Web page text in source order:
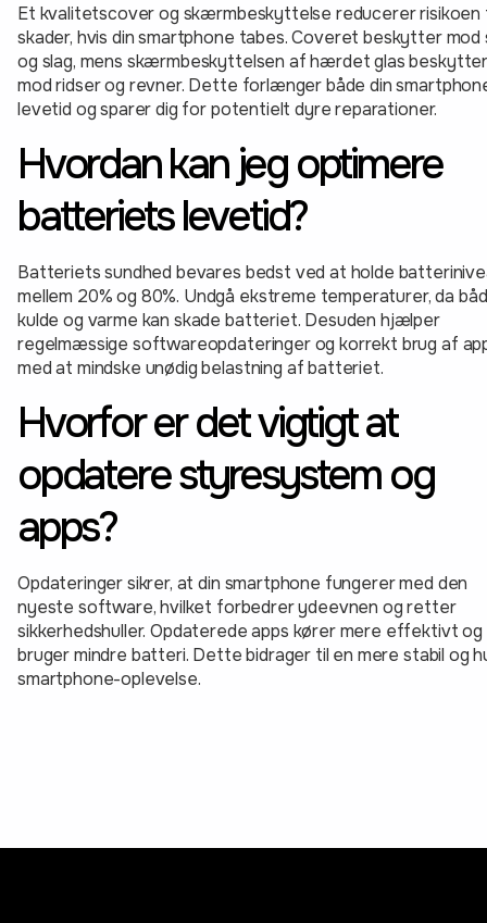
Et kvalitetscover og skærmbeskyttelse reducerer risikoen
skader, hvis din smartphone tabes. Coveret beskytter mod
og slag, mens skærmbeskyttelsen af hærdet glas
mod ridser og revner. Dette forlænger både din
levetid og sparer dig for potentielt dyre reparationer.
Hvordan kan jeg optimere
batteriets levetid?
Batteriets sundhed bevares bedst ved at holde
mellem 20% og 80%. Undgå ekstreme temperaturer, da
kulde og varme kan skade batteriet. Desuden hjælper
regelmæssige softwareopdateringer og korrekt brug af
med at mindske unødig belastning af batteriet.
Hvorfor er det vigtigt at
opdatere styresystem og
apps?
Opdateringer sikrer, at din smartphone fungerer med den
nyeste software, hvilket forbedrer ydeevnen og retter
sikkerhedshuller. Opdaterede apps kører mere effektivt og
bruger mindre batteri. Dette bidrager til en mere stabil og
smartphone-oplevelse.